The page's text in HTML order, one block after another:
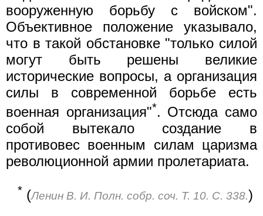
вооруженную борьбу с войском".
Объективное положение указывало,
что в такой обстановке "только силой
могут быть решены великие
исторические вопросы, а организация
силы в современной борьбе есть
военная организация"*. Отсюда само
собой вытекало создание в
противовес военным силам царизма
революционной армии пролетариата.
* (Ленин В. И. Полн. собр. соч. Т. 10. С. 338.)